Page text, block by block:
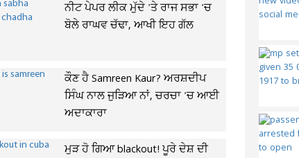
ਨੀਟ ਪੇਪਰ ਲੀਕ ਮੁੱਦੇ 'ਤੇ ਰਾਜ ਸਭਾ 'ਚ
ਬੋਲੇ ਰਾਘਵ ਚੱਢਾ, ਆਖੀ ਇਹ ਗੱਲ
ਕੌਣ ਹੈ Samreen Kaur? ਅਰਸ਼ਦੀਪ
ਸਿੰਘ ਨਾਲ ਜੁੜਿਆ ਨਾਂ, ਚਰਚਾ 'ਚ ਆਈ
ਅਦਾਕਾਰਾ
ਮੁੜ ਹੋ ਗਿਆ blackout! ਪੂਰੇ ਦੇਸ਼ ਦੀ